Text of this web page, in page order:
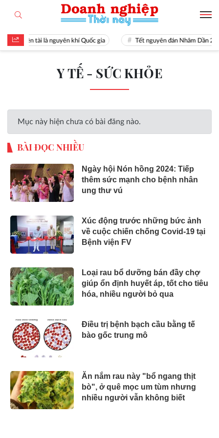
Hiền tài là nguyên khí Quốc gia Tết nguyên đán Nhâm Dần
Y TẾ - SỨC KHỎE
Mục này hiện chưa có bài đăng nào.
BÀI ĐỌC NHIỀU
Ngày hội Nón hồng 2024: Tiếp
thêm sức mạnh cho bệnh nhân
ung thư vú
Xúc động trước những bức ảnh
về cuộc chiến chống Covid-19 tại
Bệnh viện FV
Loại rau bổ dưỡng bán đầy chợ
giúp ổn định huyết áp, tốt cho tiêu
hóa, nhiều người bỏ qua
Điều trị bệnh bạch cầu bằng tế
bào gốc trung mô
Ăn nắm rau này "bổ ngang thịt
bò", ở quê mọc um tùm nhưng
nhiều người vẫn không biết